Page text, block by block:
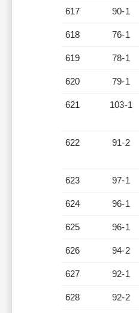
617 90-1
618 76-1
619 78-1
620 79-1
621 103-1
622 91-2
623 97-1
624 96-1
625 96-1
626 94-2
627 92-1
628 92-2